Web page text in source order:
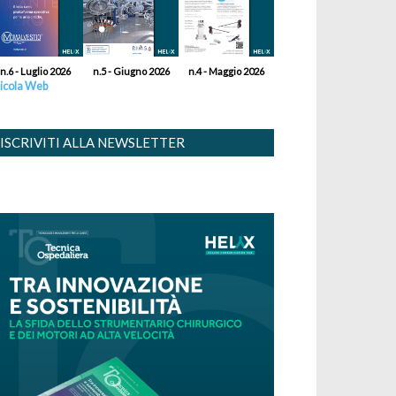
n.6 - Luglio 2026 n.5 - Giugno 2026 n.4 - Maggio 2026
Web
ISCRIVITI ALLA NEWSLETTER